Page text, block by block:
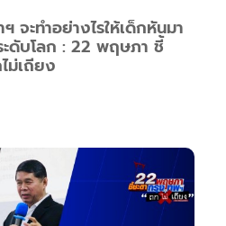
จะทำอย่างไรให้เด็กหันมา
ะดับโลก : 22 พฤษภา ชี้
ม่เถียง